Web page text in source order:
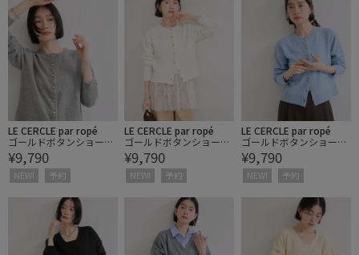
LE CERCLE par ropé
ゴールドボタンショート
カーディガン
¥9,790
NEW! 予約
LE CERCLE par ropé
ゴールドボタンショート
カーディガン
¥9,790
NEW! 予約
LE CERCLE par ropé
ゴールドボタンショート
カーディガン
¥9,790
NEW! 予約